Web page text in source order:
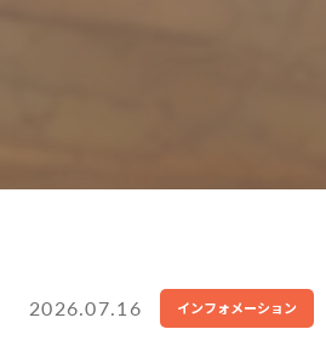
2026.07.16 インフォメーション